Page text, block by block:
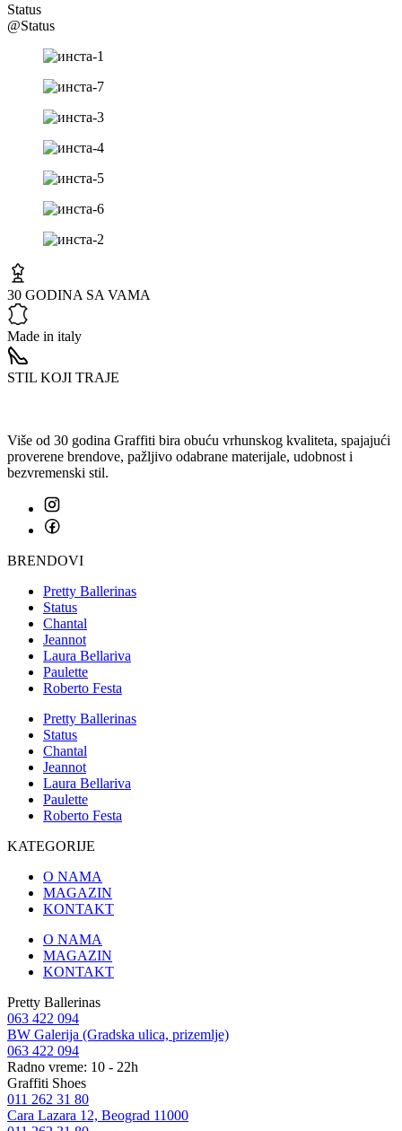
Status
@Status
30 GODINA SA VAMA
Made in italy
STIL KOJI TRAJE
Više od 30 godina Graffiti bira obuću vrhunskog kvaliteta, spajajući
proverene brendove, pažljivo odabrane materijale, udobnost i
bezvremenski stil.
BRENDOVI
Pretty Ballerinas
Status
Chantal
Jeannot
Laura Bellariva
Paulette
Roberto Festa
Pretty Ballerinas
Status
Chantal
Jeannot
Laura Bellariva
Paulette
Roberto Festa
KATEGORIJE
O NAMA
MAGAZIN
KONTAKT
O NAMA
MAGAZIN
KONTAKT
Pretty Ballerinas
063 422 094
BW Galerija (Gradska ulica, prizemlje)
063 422 094
Radno vreme: 10 - 22h
Graffiti Shoes
011 262 31 80
Cara Lazara 12, Beograd 11000